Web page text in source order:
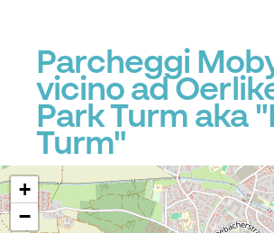
Parcheggi
vicino ad
Park Turm aka
Turm"
+
−